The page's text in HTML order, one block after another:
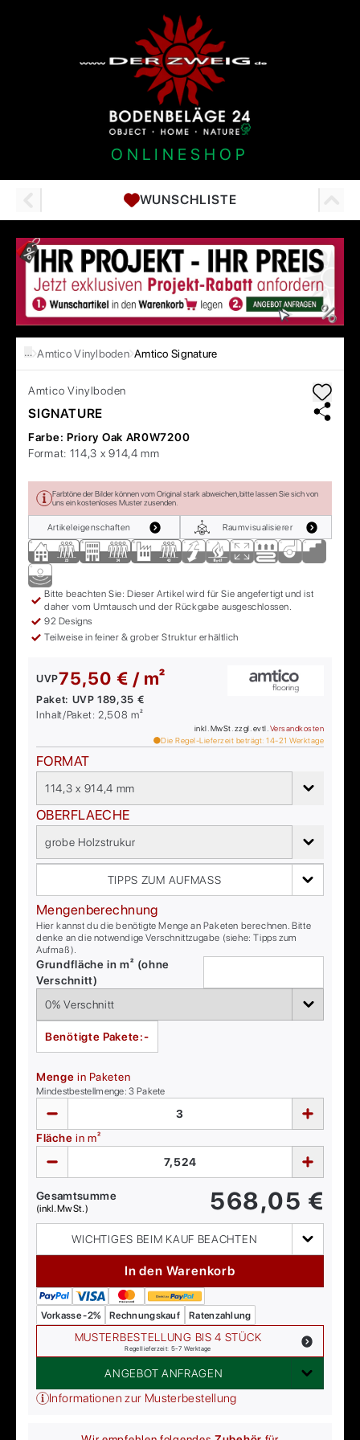
ONLINESHOP
WUNSCHLISTE
… Amtico Vinylboden Amtico Signature
Amtico Vinylboden
SIGNATURE
Farbe: Priory Oak AR0W7200
Format: 114,3 x 914,4 mm
Farbtöne der Bilder können vom Original stark abweichen, bitte lassen Sie sich von
uns ein kostenloses Muster zusenden.
Artikeleigenschaften Raumvisualisierer
Bitte beachten Sie: Dieser Artikel wird für Sie angefertigt und ist
daher vom Umtausch und der Rückgabe ausgeschlossen.
92 Designs
Teilweise in feiner & grober Struktur erhältlich
UVP75,50 € / m²
Paket: UVP189,35 €
Inhalt/Paket:2,508 m²
inkl. MwSt. zzgl. evtl. Versandkosten
Die Regel-Lieferzeit beträgt: 14-21 Werktage
FORMAT
114,3 x 914,4 mm
OBERFLAECHE
grobe Holzstrukur
TIPPS ZUM AUFMASS
Mengenberechnung
Hier kannst du die benötigte Menge an Paketen berechnen. Bitte
denke an die notwendige Verschnittzugabe (siehe: Tipps zum
Aufmaß).
Grundfläche in m² (ohne
Verschnitt)
Benötigte Pakete:-
Menge in Paketen
Mindestbestellmenge:3 Pakete
Fläche in m²
Gesamtsumme
(inkl. MwSt.) 568,05 €
WICHTIGES BEIM KAUF BEACHTEN
In den Warenkorb
Vorkasse -2% Rechnungskauf Ratenzahlung
MUSTERBESTELLUNG BIS 4 STÜCK
Regellieferzeit: 5-7 Werktage
ANGEBOT ANFRAGEN
Informationen zur Musterbestellung